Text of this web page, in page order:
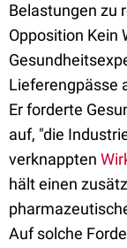
Belastungen zu
Opposition Kein
Lieferengpässe
Er forderte
auf, "die
verknappten
hält einen
Auf solche